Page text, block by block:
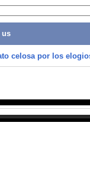
us
celosa por los